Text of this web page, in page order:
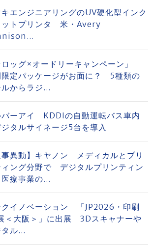
キエンジニアリングのUV硬化型インク
ットプリンタ 米・Avery
ロッグ×オードリーキャンペーン」
限定パッケージがお面に？ 5種類の
ルからラジ...
バーアイ KDDIの自動運転バス車内
タルサイネージ5台を導入
事異動】キヤノン メディカルとプリ
ィング分野で デジタルプリンティン
療事業の...
クイノベーション 「JP2026・印刷
＜大阪＞」に出展 3Dスキャナーや
ル...